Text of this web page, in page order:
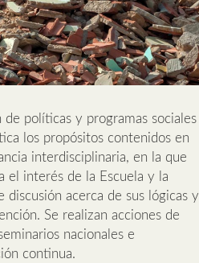
políticas y programas sociales
los propósitos contenidos en
interdisciplinaria, en la que
el interés de la Escuela y la
discusión acerca de sus lógicas y
Se realizan acciones de
nacionales e
continua.